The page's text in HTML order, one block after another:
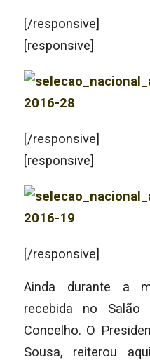
[/responsive]
[responsive]
[/responsive]
[responsive]
[/responsive]
Ainda durante a
recebida no
Concelho. O
Sousa, reiterou